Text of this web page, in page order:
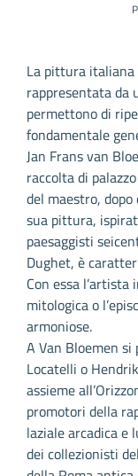
La pittura italiana
rappresentata da
permettono di
fondamentale
Jan Frans van
raccolta di
del maestro,
sua pittura,
paesaggisti
Dughet, è
Con essa
mitologica o
armoniose.
A Van Bloemen
Locatelli o
assieme
promotori della
laziale arcadica e
dei collezionisti